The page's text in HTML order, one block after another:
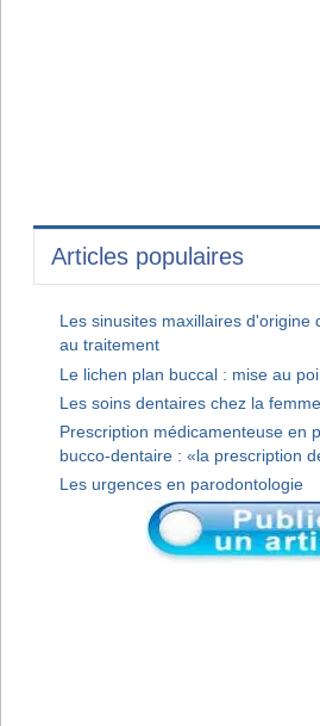
Articles populaires
Les sinusites maxillaires d'origine
au traitement
Le lichen plan buccal : mise au
Les soins dentaires chez la
Prescription médicamenteuse en
bucco-dentaire : «la prescription
Les urgences en parodontologie